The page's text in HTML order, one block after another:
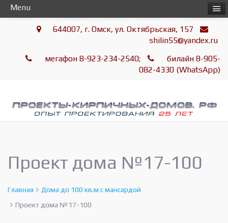
644007, г. Омск, ул. Октябрьская, 157
shilin55@yandex.ru
мегафон 8-923-234-2540;
билайн 8-905-
082-4330 (WhatsApp)
Проект дома №17-100
Главная
Дома до 100 кв.м с мансардой
Проект дома №17-100
Menu